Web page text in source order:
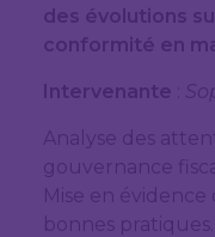
des évolutions
conformité en
Intervenante
Analyse des
gouvernance
Mise en évidence
bonnes pratiques.